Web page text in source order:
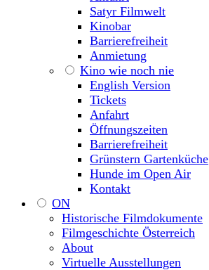
Satyr Filmwelt
Kinobar
Barrierefreiheit
Anmietung
Kino wie noch nie
English Version
Tickets
Anfahrt
Öffnungszeiten
Barrierefreiheit
Grünstern Gartenküche
Hunde im Open Air
Kontakt
ON
Historische Filmdokumente
Filmgeschichte Österreich
About
Virtuelle Ausstellungen